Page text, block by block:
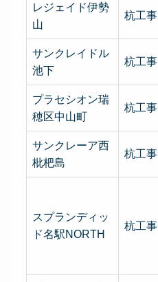
レジェイド伊勢
山
杭工事
サンクレイドル
池下
杭工事
プラセシオン瑞
穂区中山町
杭工事
サンクレーア西
枇杷島
杭工事
スプランディッ
ド名駅NORTH
杭工事